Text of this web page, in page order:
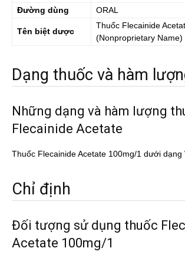
Đường dùng
ORAL
Tên biệt dược
Thuốc Flecainide
(Nonproprietary Name)
Dạng thuốc và hàm
Những dạng và hàm lượng
Flecainide Acetate
Thuốc Flecainide Acetate 100mg/1 dưới dạng
Chỉ định
Đối tượng sử dụng thuốc
Acetate 100mg/1